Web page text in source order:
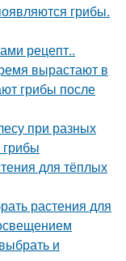
грибы.
рецепт..
вырастают в
грибы после
при разных
грибы
для тёплых
растения для
и